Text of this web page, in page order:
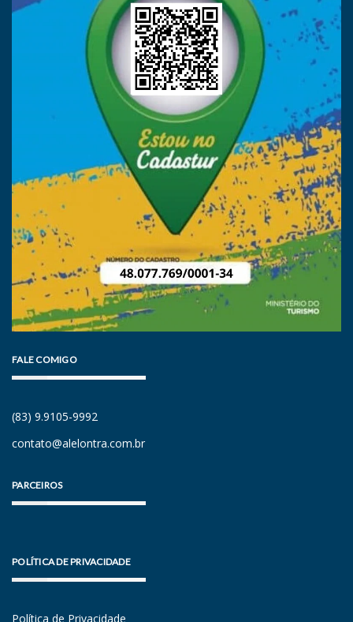
FALE COMIGO
(83) 9.9105-9992
contato@alelontra.com.br
PARCEIROS
POLÍTICA DE PRIVACIDADE
Política de Privacidade